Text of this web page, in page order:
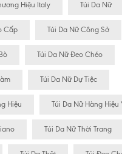
Hiệu Italy Túi Da Nữ
Cấp Túi Da Nữ Công Sở
Túi Da Nữ Đeo Chéo
Túi Da Nữ Dự Tiệc
Hiệu Túi Da Nữ Hàng Hiệu
Túi Da Nữ Thời Trang